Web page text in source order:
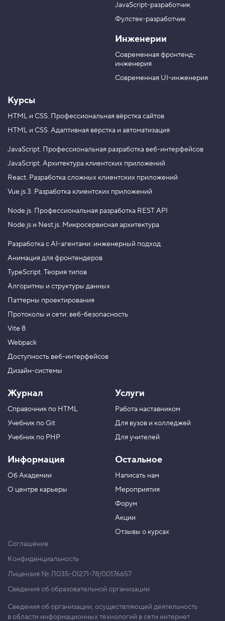
e
e
r
a
m
A
JavaScript-разработчик
Фулстек-разработчик
Инженерии
Современная фронтенд-
инженерия
Современная UI-инженерия
Курсы
HTML и CSS. Профессиональная вёрстка сайтов
HTML и CSS. Адаптивная вёрстка и автоматизация
JavaScript. Профессиональная разработка веб-интерфейсов
JavaScript. Архитектура клиентских приложений
React. Разработка сложных клиентских приложений
Vue.js 3. Разработка клиентских приложений
Node.js. Профессиональная разработка REST API
Node.js и Nest.js. Микросервисная архитектура
Разработка с AI-агентами: инженерный подход
Анимация для фронтендеров
TypeScript. Теория типов
Алгоритмы и структуры данных
Паттерны проектирования
Протоколы и сети: веб-безопасность
Vite 8
Webpack
Доступность веб-интерфейсов
Дизайн-системы
Журнал
Справочник по HTML
Учебник по Git
Учебник по PHP
Информация
Об Академии
О центре карьеры
Услуги
Работа наставником
Для вузов и колледжей
Для учителей
Остальное
Написать нам
Мероприятия
Форум
Акции
Отзывы о курсах
Соглашение
Конфиденциальность
Лицензия № Л035-01271-78/00176657
Сведения об образовательной организации
Сведения об организации, осуществляющей деятельность
в области информационных технологий в сети интернет